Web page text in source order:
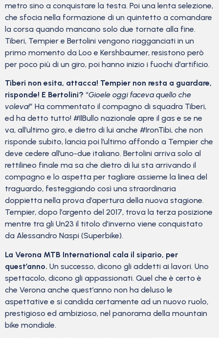
metro sino a conquistare la testa. Poi una lenta selezione,
che sfocia nella formazione di un quintetto a comandare
la corsa quando mancano solo due tornate alla fine.
Tiberi, Tempier e Bertolini vengono riagganciati in un
primo momento da Loo e Kershbaumer, resistono però
per poco più di un giro, poi hanno inizio i fuochi d’artificio.
Tiberi non esita, attacca! Tempier non resta a guardare,
risponde! E Bertolini? “Gioele oggi faceva quello che
voleva!” Ha commentato il compagno di squadra Tiberi,
ed ha detto tutto! #IlBullo nazionale apre il gas e se ne
va, all’ultimo giro, e dietro di lui anche #IronTibi, che non
risponde subito, lancia poi l’ultimo affondo a Tempier che
deve cedere all’uno-due italiano. Bertolini arriva solo al
rettilineo finale ma sa che dietro di lui sta arrivando il
compagno e lo aspetta per tagliare assieme la linea del
traguardo, festeggiando così una straordinaria
doppietta nella prova d’apertura della nuova stagione.
Tempier, dopo l’argento del 2017, trova la terza posizione
mentre tra gli Un23 il titolo d’inverno viene conquistato
da Alessandro Naspi (Superbike).
La Verona MTB International cala il sipario, per
quest’anno. Un successo, dicono gli addetti ai lavori. Uno
spettacolo, dicono gli appassionati. Quel che è certo è
che Verona anche quest’anno non ha deluso le
aspettative e si candida certamente ad un nuovo ruolo,
prestigioso ed ambizioso, nel panorama della mountain
bike mondiale.